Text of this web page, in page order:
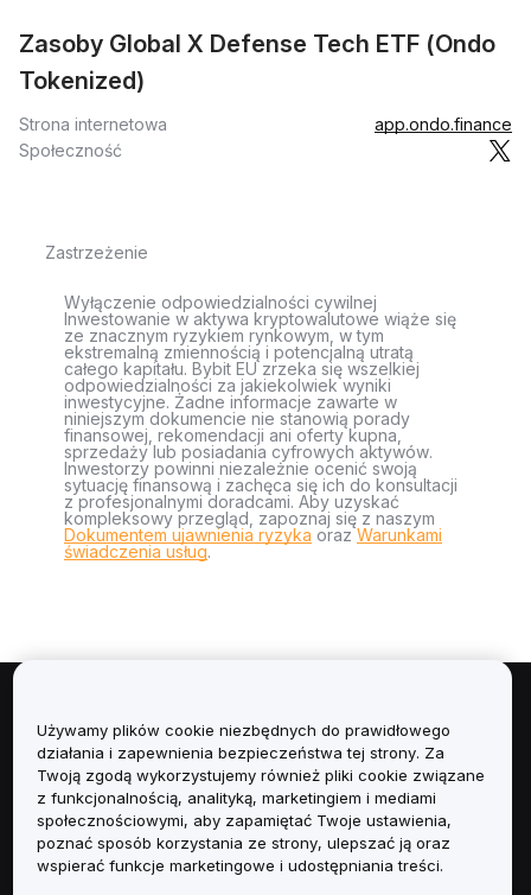
Zasoby Global X Defense Tech ETF (Ondo
Tokenized)
Strona internetowa
app.ondo.finance
Społeczność
Zastrzeżenie
Wyłączenie odpowiedzialności cywilnej
Inwestowanie w aktywa kryptowalutowe wiąże się
ze znacznym ryzykiem rynkowym, w tym
ekstremalną zmiennością i potencjalną utratą
całego kapitału. Bybit EU zrzeka się wszelkiej
odpowiedzialności za jakiekolwiek wyniki
inwestycyjne. Żadne informacje zawarte w
niniejszym dokumencie nie stanowią porady
finansowej, rekomendacji ani oferty kupna,
sprzedaży lub posiadania cyfrowych aktywów.
Inwestorzy powinni niezależnie ocenić swoją
sytuację finansową i zachęca się ich do konsultacji
z profesjonalnymi doradcami. Aby uzyskać
kompleksowy przegląd, zapoznaj się z naszym
Dokumentem ujawnienia ryzyka orazWarunkami
świadczenia usług.
Informacje
Usługi
Obsługa Klienta
Używamy plików cookie niezbędnych do prawidłowego
działania i zapewnienia bezpieczeństwa tej strony. Za
Twoją zgodą wykorzystujemy również pliki cookie związane
z funkcjonalnością, analityką, marketingiem i mediami
społecznościowymi, aby zapamiętać Twoje ustawienia,
poznać sposób korzystania ze strony, ulepszać ją oraz
wspierać funkcje marketingowe i udostępniania treści.